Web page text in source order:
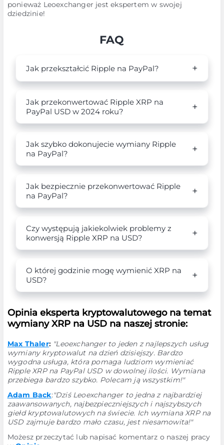
ponieważ Leoexchanger jest ekspertem w swojej
dziedzinie!
FAQ
Jak przekształcić Ripple na PayPal?
Jak przekonwertować Ripple XRP na
PayPal USD w 2024 roku?
Jak szybko dokonujecie wymiany Ripple
na PayPal?
Jak bezpiecznie przekonwertować Ripple
na PayPal?
Czy występują jakiekolwiek problemy z
konwersją Ripple XRP na USD?
O której godzinie mogę wymienić XRP na
USD?
Opinia eksperta kryptowalutowego na temat
wymiany XRP na USD na naszej stronie:
Max Thaler: "Leoexchanger to jeden z najlepszych usług
wymiany kryptowalut na dzień dzisiejszy. Bardzo
wygodna usługa, która pomaga ludziom wymieniać
Ripple XRP na PayPal USD w dowolnej ilości. Wymiana
przebiega bardzo szybko. Polecam ją wszystkim!"
Adam Back:"Dziś Leoexchanger to jedna z najbardziej
zaawansowanych, najbezpieczniejszych i najszybszych
giełd kryptowalutowych na świecie. Ich wymiana XRP na
USD zajmuje bardzo mało czasu, jest niesamowita!"
Możesz przeczytać lub napisać komentarz o naszej pracy